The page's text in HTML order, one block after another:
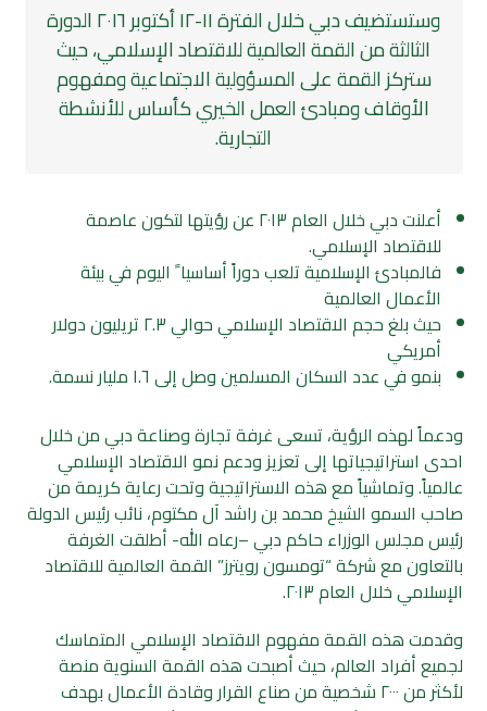
وستستضيف دبي خلال الفترة ١١-١٢ أكتوبر ٢٠١٦ الدورة
الثالثة من القمة العالمية للاقتصاد الإسلامي، حيث
ستركز القمة على المسؤولية الاجتماعية ومفهوم
الأوقاف ومبادئ العمل الخيري كأساس للأنشطة
التجارية.
أعلنت دبي خلال العام ٢٠١٣ عن رؤيتها لتكون عاصمة
للاقتصاد الإسلامي.
فالمبادئ الإسلامية تلعب دوراً أساسيا ً اليوم في بيئة
الأعمال العالمية
حيث بلغ حجم الاقتصاد الإسلامي حوالي ٢.٣ تريليون دولار
أمريكي
بنمو في عدد السكان المسلمين وصل إلى ١.٦ مليار نسمة.
ودعماً لهذه الرؤية، تسعى غرفة تجارة وصناعة دبي من خلال
احدى استراتيجياتها إلى تعزيز ودعم نمو الاقتصاد الإسلامي
عالمياً. وتماشياً مع هذه الاستراتيجية وتحت رعاية كريمة من
صاحب السمو الشيخ محمد بن راشد آل مكتوم، نائب رئيس الدولة
رئيس مجلس الوزراء حاكم دبي –رعاه الله- أطلقت الغرفة
بالتعاون مع شركة “تومسون رويترز” القمة العالمية للاقتصاد
الإسلامي خلال العام ٢٠١٣.
وقدمت هذه القمة مفهوم الاقتصاد الإسلامي المتماسك
لجميع أفراد العالم، حيث أصبحت هذه القمة السنوية منصة
لأكثر من ٢٠٠٠ شخصية من صناع القرار وقادة الأعمال بهدف